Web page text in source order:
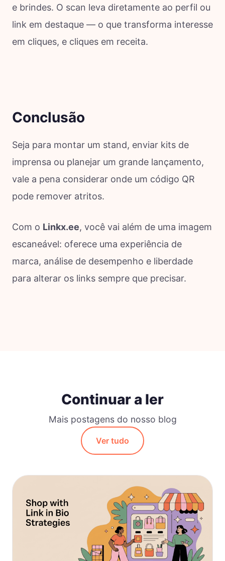
e brindes. O scan leva diretamente ao perfil ou
link em destaque — o que transforma interesse
em cliques, e cliques em receita.
Conclusão
Seja para montar um stand, enviar kits de
imprensa ou planejar um grande lançamento,
vale a pena considerar onde um código QR
pode remover atritos.
Com o Linkx.ee, você vai além de uma imagem
escaneável: oferece uma experiência de
marca, análise de desempenho e liberdade
para alterar os links sempre que precisar.
Continuar a ler
Mais postagens do nosso blog
Ver tudo